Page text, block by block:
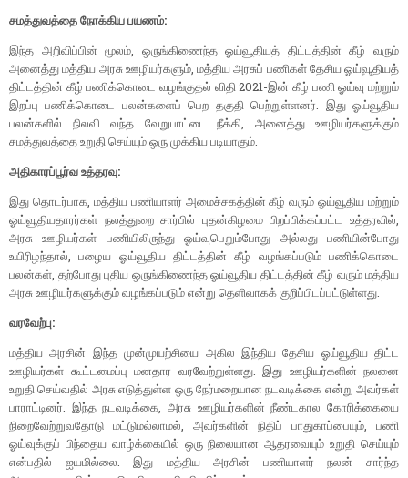
சமத்துவத்தை நோக்கிய பயணம்:
இந்த அறிவிப்பின் மூலம், ஒருங்கிணைந்த ஓய்வூதியத் திட்டத்தின் கீழ் வரும்
அனைத்து மத்திய அரசு ஊழியர்களும், மத்திய அரசுப் பணிகள் தேசிய ஓய்வூதியத்
திட்டத்தின் கீழ் பணிக்கொடை வழங்குதல் விதி 2021-இன் கீழ் பணி ஓய்வு மற்றும்
இறப்பு பணிக்கொடை பலன்களைப் பெற தகுதி பெற்றுள்ளனர். இது ஓய்வூதிய
பலன்களில் நிலவி வந்த வேறுபாட்டை நீக்கி, அனைத்து ஊழியர்களுக்கும்
சமத்துவத்தை உறுதி செய்யும் ஒரு முக்கிய படியாகும்.
அதிகாரப்பூர்வ உத்தரவு:
இது தொடர்பாக, மத்திய பணியாளர் அமைச்சகத்தின் கீழ் வரும் ஓய்வூதிய மற்றும்
ஓய்வூதியதாரர்கள் நலத்துறை சார்பில் புதன்கிழமை பிறப்பிக்கப்பட்ட உத்தரவில்,
அரசு ஊழியர்கள் பணியிலிருந்து ஓய்வுபெறும்போது அல்லது பணியின்போது
உயிரிழந்தால், பழைய ஓய்வூதிய திட்டத்தின் கீழ் வழங்கப்படும் பணிக்கொடை
பலன்கள், தற்போது புதிய ஒருங்கிணைந்த ஓய்வூதிய திட்டத்தின் கீழ் வரும் மத்திய
அரசு ஊழியர்களுக்கும் வழங்கப்படும் என்று தெளிவாகக் குறிப்பிடப்பட்டுள்ளது.
வரவேற்பு:
மத்திய அரசின் இந்த முன்முயற்சியை அகில இந்திய தேசிய ஓய்வூதிய திட்ட
ஊழியர்கள் கூட்டமைப்பு மனதார வரவேற்றுள்ளது. இது ஊழியர்களின் நலனை
உறுதி செய்வதில் அரசு எடுத்துள்ள ஒரு நேர்மறையான நடவடிக்கை என்று அவர்கள்
பாராட்டினர். இந்த நடவடிக்கை, அரசு ஊழியர்களின் நீண்டகால கோரிக்கையை
நிறைவேற்றுவதோடு மட்டுமல்லாமல், அவர்களின் நிதிப் பாதுகாப்பையும், பணி
ஓய்வுக்குப் பிந்தைய வாழ்க்கையில் ஒரு நிலையான ஆதரவையும் உறுதி செய்யும்
என்பதில் ஐயமில்லை. இது மத்திய அரசின் பணியாளர் நலன் சார்ந்த